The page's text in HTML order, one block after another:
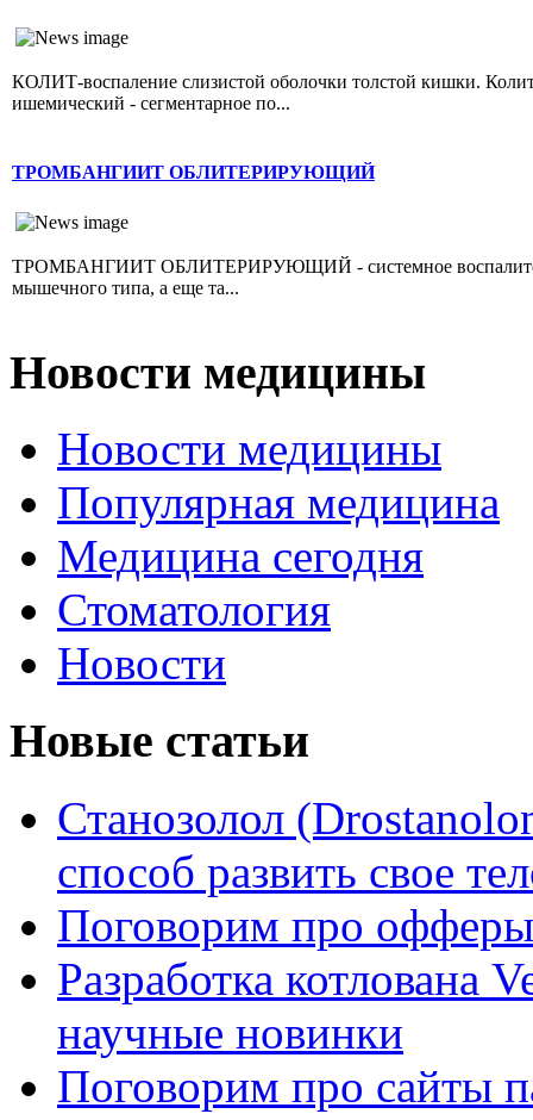
КОЛИТ-воспаление слизистой оболочки толстой кишки.
ишемический - сегментарное по...
ТРОМБАНГИИТ ОБЛИТЕРИРУЮЩИЙ
ТРОМБАНГИИТ ОБЛИТЕРИРУЮЩИЙ - системное
мышечного типа, а еще та...
Новости медицины
Новости медицины
Популярная медицина
Медицина сегодня
Стоматология
Новости
Новые статьи
Станозолол
способ развить свое
Поговорим про
Разработка котлована
научные новинки
Поговорим про сайты